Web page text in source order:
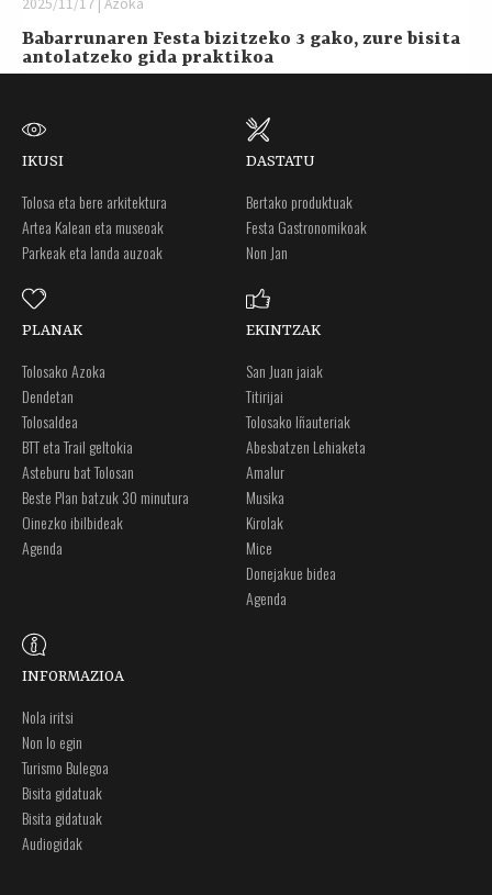
2025/11/17 | Azoka
Babarrunaren Festa bizitzeko 3 gako, zure bisita
antolatzeko gida praktikoa
IKUSI
Tolosa eta bere arkitektura
Artea Kalean eta museoak
Parkeak eta landa auzoak
DASTATU
Bertako produktuak
Festa Gastronomikoak
Non Jan
PLANAK
Tolosako Azoka
Dendetan
Tolosaldea
BTT eta Trail geltokia
Asteburu bat Tolosan
Beste Plan batzuk 30 minutura
Oinezko ibilbideak
Agenda
EKINTZAK
San Juan jaiak
Titirijai
Tolosako Iñauteriak
Abesbatzen Lehiaketa
Amalur
Musika
Kirolak
Mice
Donejakue bidea
Agenda
INFORMAZIOA
Nola iritsi
Non lo egin
Turismo Bulegoa
Bisita gidatuak
Bisita gidatuak
Audiogidak